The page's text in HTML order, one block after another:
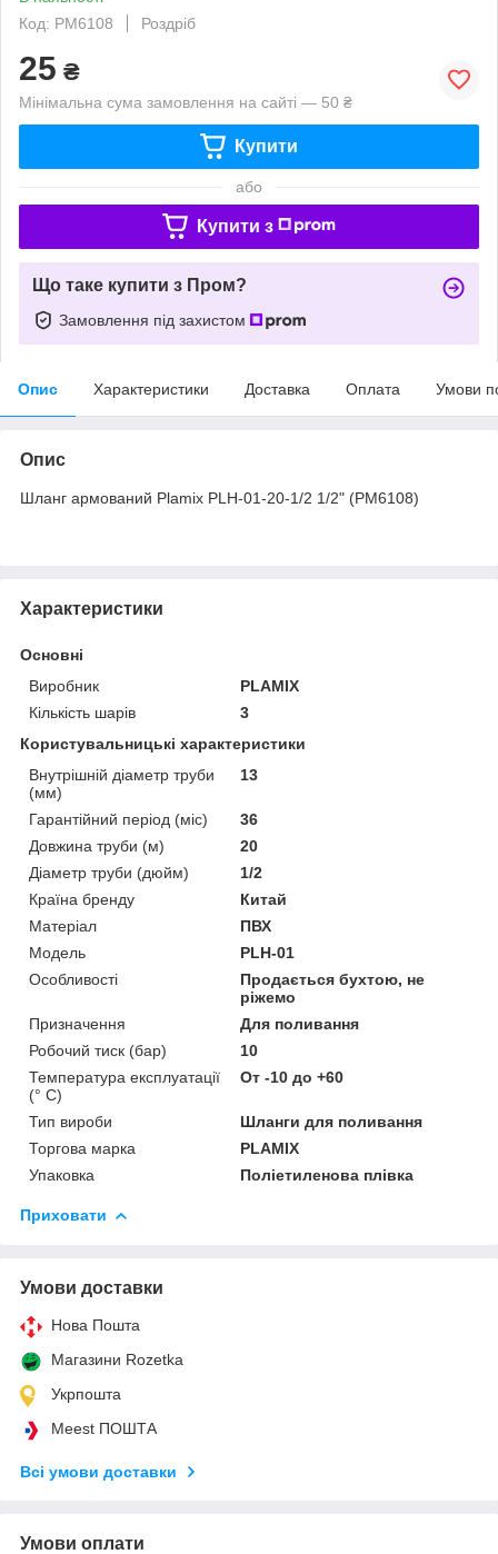
Код: PM6108
Роздріб
25 ₴
Мінімальна сума замовлення на сайті — 50 ₴
Купити
або
Купити з
Що таке купити з Пром?
Замовлення під захистом
Опис Характеристики Доставка Оплата Умови
Опис
Шланг армований Plamix PLH-01-20-1/2 1/2" (PM6108)
Характеристики
Основні
Виробник
PLAMIX
Кількість шарів
3
Користувальницькі характеристики
Внутрішній діаметр труби
(мм)
13
Гарантійний період (міс)
36
Довжина труби (м)
20
Діаметр труби (дюйм)
1/2
Країна бренду
Китай
Матеріал
ПВХ
Мoдель
PLH-01
Особливості
Продається бухтою, не
ріжемо
Призначення
Для поливання
Робочий тиск (бар)
10
Температура експлуатації
(° C)
От -10 до +60
Тип вироби
Шланги для поливання
Торгова марка
PLAMIX
Упаковка
Поліетиленова плівка
Приховати
Умови доставки
Нова Пошта
Магазини Rozetka
Укрпошта
Meest ПОШТА
Всі умови доставки
Умови оплати